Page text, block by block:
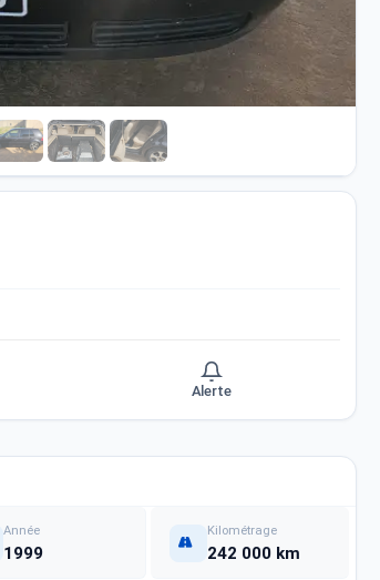
Alerte
Année
1999
Kilométrage
242 000 km